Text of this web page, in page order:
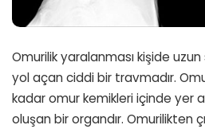
Omurilik yaralanması kişide
yol açan ciddi bir travmadır.
kadar omur kemikleri içinde yer
oluşan bir organdır. Omurilikten